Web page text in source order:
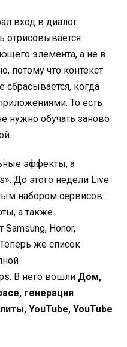
вход в диалог.
отрисовывается
элемента, а не в
потому что контекст
когда
То есть
нужно обучать заново
.
эффекты, а
До этого недели Live
набором сервисов:
а также
Honor,
же список
. В него вошли Дом,
генерация
YouTube, YouTube